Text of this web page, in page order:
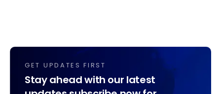
GET UPDATES FIRST
Stay ahead with our latest